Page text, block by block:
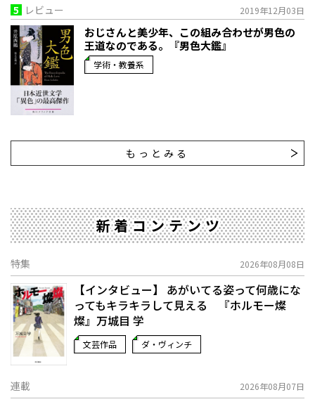
5 レビュー 2019年12月03日
おじさんと美少年、この組み合わせが男色の
王道なのである。『男色大鑑』
学術・教養系
もっとみる
新着コンテンツ
特集 2026年08月08日
【インタビュー】 あがいてる姿って何歳にな
ってもキラキラして見える 『ホルモー燦
燦』万城目 学
文芸作品 ダ・ヴィンチ
連載 2026年08月07日